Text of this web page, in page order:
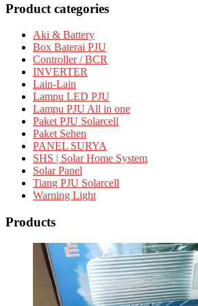
Product categories
Aki & Battery
Box Baterai PJU
Controller / BCR
INVERTER
Lain-Lain
Lampu LED PJU
Lampu PJU All in one
Paket PJU Solarcell
Paket Sehen
PANEL SURYA
SHS | Solar Home System
Solar Panel
Tiang PJU Solarcell
Warning Light
Products